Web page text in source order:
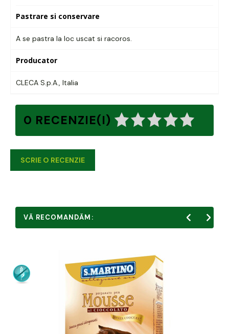
Pastrare si conservare
A se pastra la loc uscat si racoros.
Producator
CLECA S.p.A., Italia
0 RECENZIE(I)
SCRIE O RECENZIE
VĂ RECOMANDĂM: